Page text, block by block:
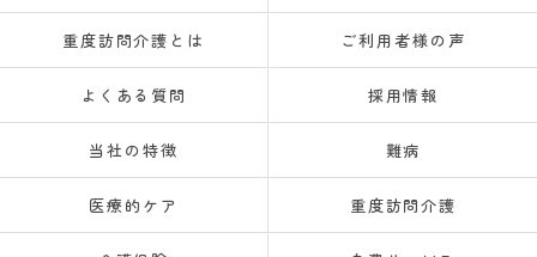
重度訪問介護とは ご利用者様の声
よくある質問 採用情報
当社の特徴 難病
医療的ケア 重度訪問介護